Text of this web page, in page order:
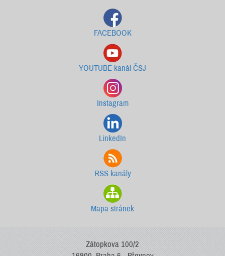
FACEBOOK
YOUTUBE kanál ČSJ
Instagram
LinkedIn
RSS kanály
Mapa stránek
Zátopkova 100/2